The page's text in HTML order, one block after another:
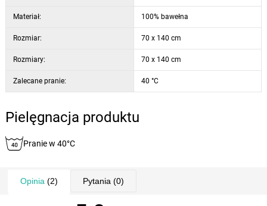
Materiał: 100% bawełna
Rozmiar: 70 x 140 cm
Rozmiary: 70 x 140 cm
Zalecane pranie: 40 °C
Pielęgnacja produktu
Pranie w 40°C
Opinia (2) Pytania (0)